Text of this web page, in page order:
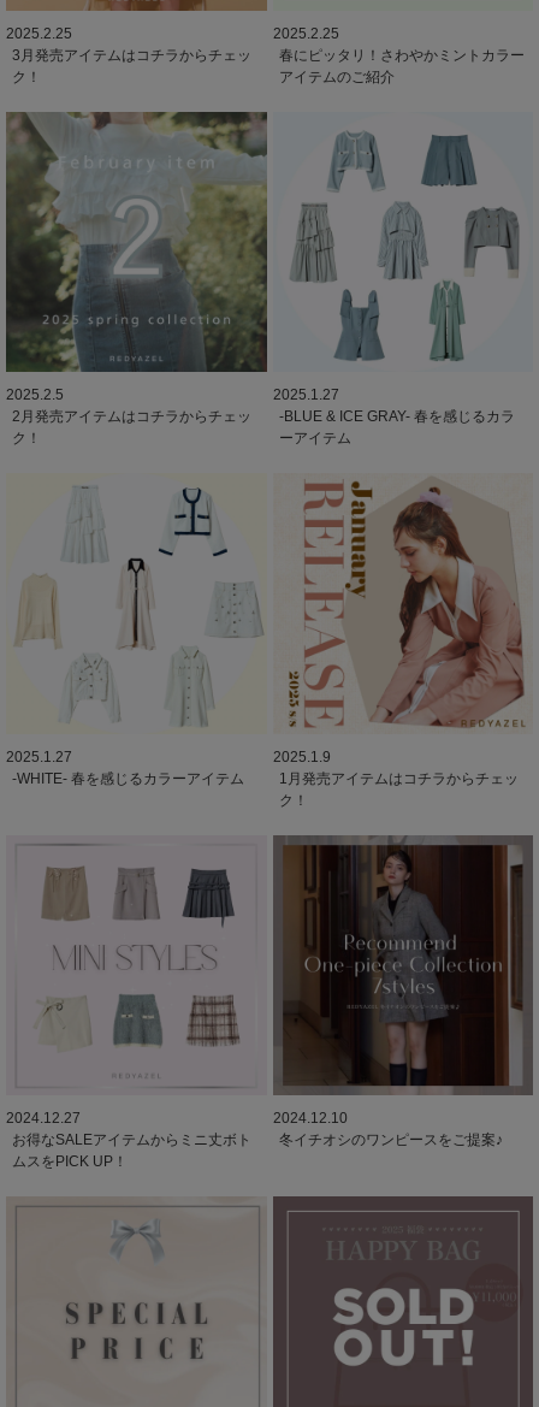
2025.2.25
3月発売アイテムはコチラからチェッ
ク！
2025.2.25
春にピッタリ！さわやかミントカラー
アイテムのご紹介
2025.2.5
2月発売アイテムはコチラからチェッ
ク！
2025.1.27
-BLUE & ICE GRAY- 春を感じるカラ
ーアイテム
2025.1.27
-WHITE- 春を感じるカラーアイテム
2025.1.9
1月発売アイテムはコチラからチェッ
ク！
2024.12.27
お得なSALEアイテムからミニ丈ボト
ムスをPICK UP！
2024.12.10
冬イチオシのワンピースをご提案♪